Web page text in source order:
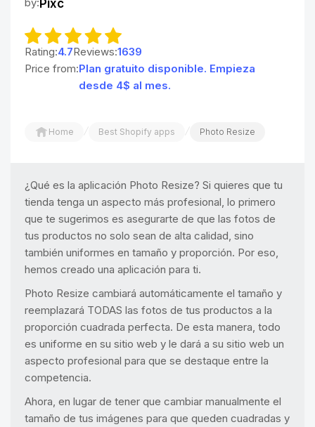
Pixc
Rating:4.7Reviews:1639
Price from:Plan gratuito disponible. Empieza
desde 4$ al mes.
Home / Best Shopify apps / Photo Resize
¿Qué es la aplicación Photo Resize? Si quieres que tu
tienda tenga un aspecto más profesional, lo primero
que te sugerimos es asegurarte de que las fotos de
tus productos no solo sean de alta calidad, sino
también uniformes en tamaño y proporción. Por eso,
hemos creado una aplicación para ti.
Photo Resize cambiará automáticamente el tamaño y
reemplazará TODAS las fotos de tus productos a la
proporción cuadrada perfecta. De esta manera, todo
es uniforme en su sitio web y le dará a su sitio web un
aspecto profesional para que se destaque entre la
competencia.
Ahora, en lugar de tener que cambiar manualmente el
tamaño de tus imágenes para que queden cuadradas y